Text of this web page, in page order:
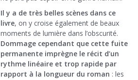
Il y a de très belles scènes dans ce
livre, on y croise également de beaux
moments de lumière dans l’obscurité.
Dommage cependant que cette fuite
permanente imprègne le récit d’un
rythme linéaire et trop rapide par
rapport à la longueur du roman : les